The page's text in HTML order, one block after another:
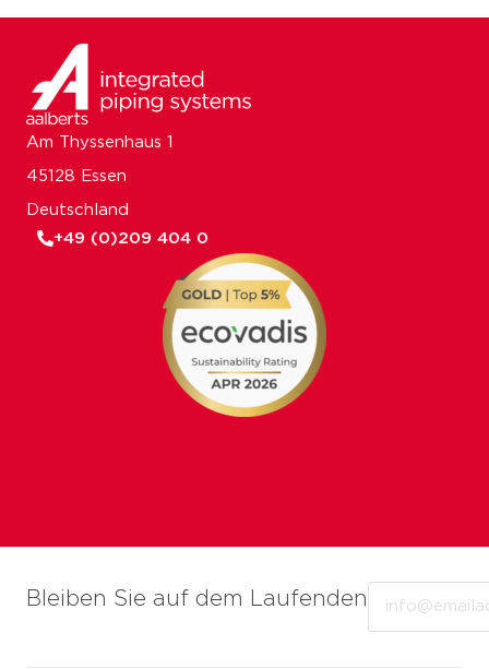
Bleiben Sie auf dem Laufenden
Am Thyssenhaus 1
45128 Essen
Deutschland
+49 (0)209 404 0